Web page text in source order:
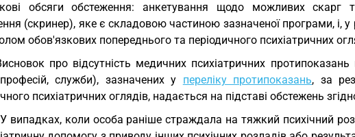
обсяги обстеження: анкетування щодо можливих скарг
(скринер), яке є складовою частиною зазначеної програми, і, у
обов'язкових попереднього та періодичного психіатричних
про відсутність медичних психіатричних
служби), зазначених у переліку протипоказань, за
психіатричних оглядів, надається на підставі обстежень
випадках, коли особа раніше страждала на тяжкий психічний